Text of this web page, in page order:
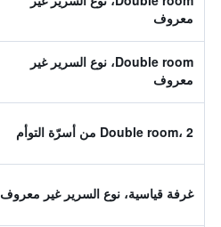
معروف
Double room، نوع السرير غير
معروف
Double room، 2 من أسرّة التوأم
غرفة قياسية، نوع السرير غير معروف